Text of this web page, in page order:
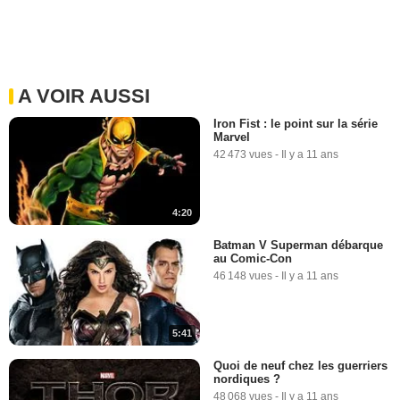
A VOIR AUSSI
4:20
Iron Fist : le point sur la série
Marvel
42 473 vues - Il y a 11 ans
5:41
Batman V Superman débarque
au Comic-Con
46 148 vues - Il y a 11 ans
Quoi de neuf chez les guerriers
nordiques ?
48 068 vues - Il y a 11 ans